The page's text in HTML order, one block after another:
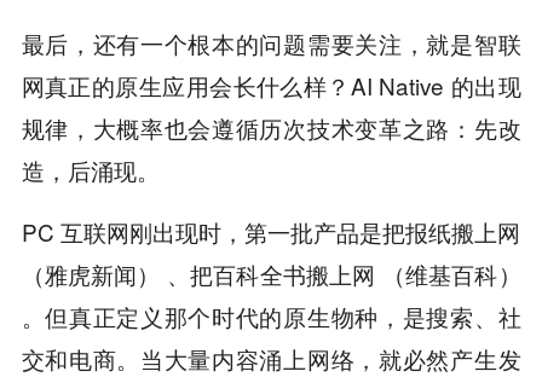
最后，还有一个根本的问题需要关注，就是智联
网真正的原生应用会长什么样？AI Native 的出现
规律，大概率也会遵循历次技术变革之路：先改
造，后涌现。
PC 互联网刚出现时，第一批产品是把报纸搬上网
（雅虎新闻） 、把百科全书搬上网 （维基百科）
。但真正定义那个时代的原生物种，是搜索、社
交和电商。当大量内容涌上网络，就必然产生发